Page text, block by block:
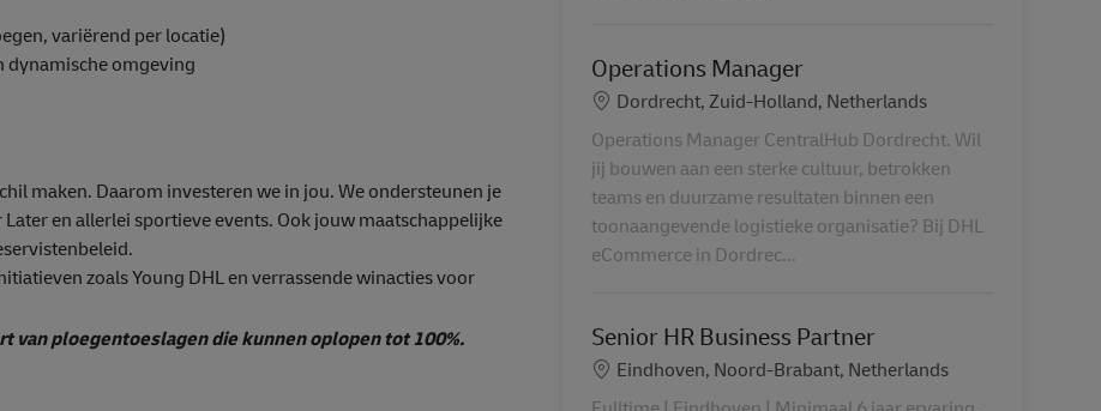
variërend per locatie)
dynamische omgeving
maken. Daarom investeren we in jou. We ondersteunen je
en allerlei sportieve events. Ook jouw maatschappelijke
zoals Young DHL en verrassende winacties voor
ploegentoeslagen die kunnen oplopen tot 100%.
Operations Manager
Konum
Dordrecht, Zuid-Holland, Netherlands
Operations Manager CentralHub Dordrecht. Wil
jij bouwen aan een sterke cultuur, betrokken
teams en duurzame resultaten binnen een
toonaangevende logistieke organisatie? Bij DHL
eCommerce in Dordrec...
Senior HR Business Partner
Konum
Eindhoven, Noord-Brabant, Netherlands